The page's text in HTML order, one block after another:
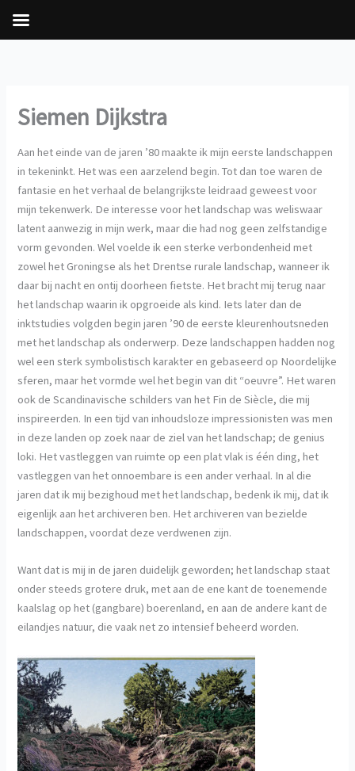
inhoudSiemen Dijkstra
Aan het einde van de jaren ’80 maakte ik mijn eerste landschappen
in tekeninkt. Het was een aarzelend begin. Tot dan toe waren de
fantasie en het verhaal de belangrijkste leidraad geweest voor
mijn tekenwerk. De interesse voor het landschap was weliswaar
latent aanwezig in mijn werk, maar die had nog geen zelfstandige
vorm gevonden. Wel voelde ik een sterke verbondenheid met
zowel het Groningse als het Drentse rurale landschap, wanneer ik
daar bij nacht en ontij doorheen fietste. Het bracht mij terug naar
het landschap waarin ik opgroeide als kind. Iets later dan de
inktstudies volgden begin jaren ’90 de eerste kleurenhoutsneden
met het landschap als onderwerp. Deze landschappen hadden nog
wel een sterk symbolistisch karakter en gebaseerd op Noordelijke
sferen, maar het vormde wel het begin van dit “oeuvre”. Het waren
ook de Scandinavische schilders van het Fin de Siècle, die mij
inspireerden. In een tijd van inhoudsloze impressionisten was men
in deze landen op zoek naar de ziel van het landschap; de genius
loki. Het vastleggen van ruimte op een plat vlak is één ding, het
vastleggen van het onnoembare is een ander verhaal. In al die
jaren dat ik mij bezighoud met het landschap, bedenk ik mij, dat ik
eigenlijk aan het archiveren ben. Het archiveren van bezielde
landschappen, voordat deze verdwenen zijn.
Want dat is mij in de jaren duidelijk geworden; het landschap staat
onder steeds grotere druk, met aan de ene kant de toenemende
kaalslag op het (gangbare) boerenland, en aan de andere kant de
eilandjes natuur, die vaak net zo intensief beheerd worden.